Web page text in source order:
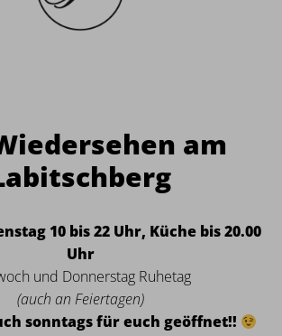
am
10 bis 22 Uhr, Küche bis 20.00
Uhr
und Donnerstag Ruhetag
(auch an Feiertagen)
sonntags für euch geöffnet!!